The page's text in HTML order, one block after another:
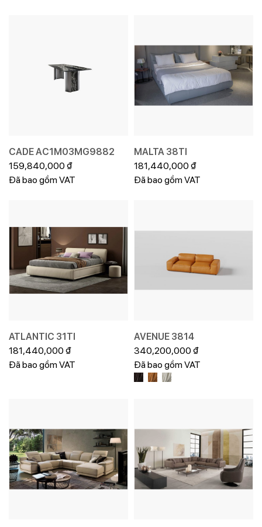
CADE AC1M03MG9882
159,840,000 ₫
Đã bao gồm VAT
MALTA 38TI
181,440,000 ₫
Đã bao gồm VAT
ATLANTIC 31TI
181,440,000 ₫
Đã bao gồm VAT
AVENUE 3814
340,200,000 ₫
Đã bao gồm VAT